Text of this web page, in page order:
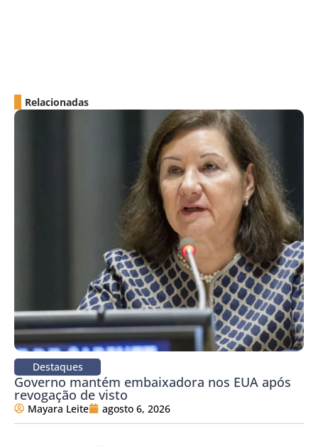
Relacionadas
Destaques
Governo mantém embaixadora nos EUA após
revogação de visto
Mayara Leite agosto 6, 2026